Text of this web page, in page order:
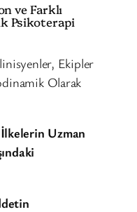
ve Farklı
Psikoterapi
Ekipler
Olarak
Uzman